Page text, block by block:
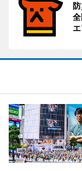
エ